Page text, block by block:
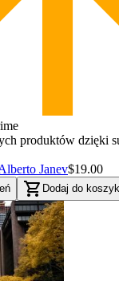
produktów dzięki
Janev$19.00
shopping_cart Dodaj do